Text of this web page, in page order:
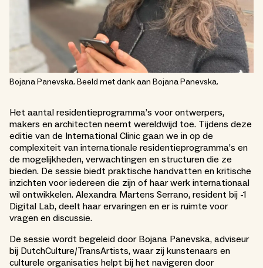
Bojana Panevska. Beeld met dank aan Bojana Panevska.
Het aantal residentieprogramma’s voor ontwerpers,
makers en architecten neemt wereldwijd toe. Tijdens deze
editie van de International Clinic gaan we in op de
complexiteit van internationale residentieprogramma’s en
de mogelijkheden, verwachtingen en structuren die ze
bieden. De sessie biedt praktische handvatten en kritische
inzichten voor iedereen die zijn of haar werk internationaal
wil ontwikkelen. Alexandra Martens Serrano, resident bij -1
Digital Lab, deelt haar ervaringen en er is ruimte voor
vragen en discussie.
De sessie wordt begeleid door Bojana Panevska, adviseur
bij DutchCulture/TransArtists, waar zij kunstenaars en
culturele organisaties helpt bij het navigeren door